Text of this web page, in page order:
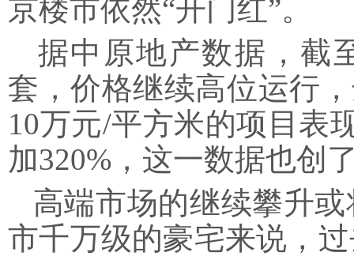
京楼市依然“开门红”。
据中原地产数据，截
套，价格继续高位运行
10万元/平方米的项目表
加320%，这一数据也创
高端市场的继续攀升
市千万级的豪宅来说，